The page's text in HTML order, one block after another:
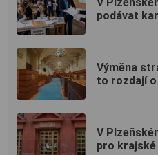
V
podávat
Výměna
to rozdají
V
pro krajské